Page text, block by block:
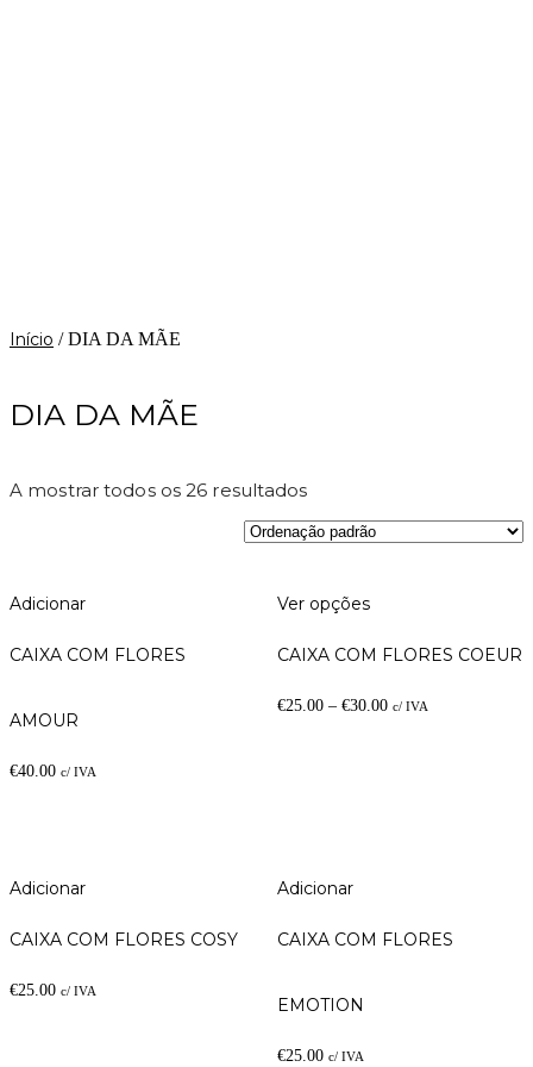
Início / DIA DA MÃE
DIA DA MÃE
A mostrar todos os 26 resultados
Adicionar
CAIXA COM FLORES
AMOUR
€40.00 c/ IVA
Ver opções
CAIXA COM FLORES COEUR
€25.00– €30.00 c/ IVA
Adicionar
CAIXA COM FLORES COSY
€25.00 c/ IVA
Adicionar
CAIXA COM FLORES
EMOTION
€25.00 c/ IVA